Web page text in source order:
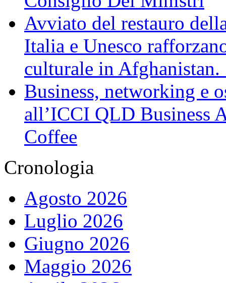
Avviato del restauro
Italia e Unesco
culturale in
Business, networking e
all’ICCI QLD Business
Coffee
Cronologia
Agosto 2026
Luglio 2026
Giugno 2026
Maggio 2026